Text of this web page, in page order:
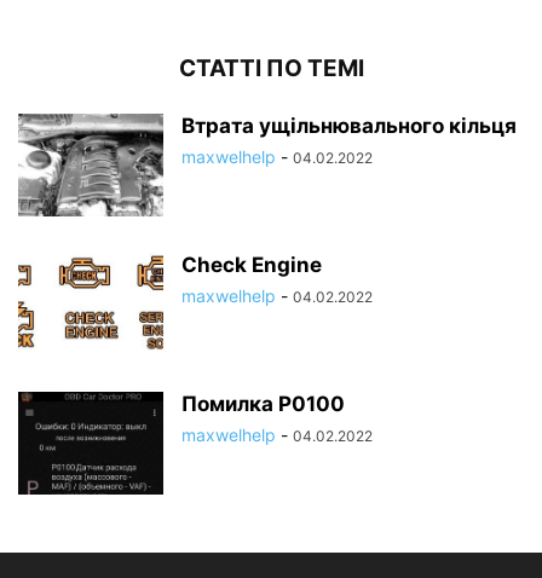
СТАТТІ ПО ТЕМІ
Втрата ущільнювального кільця
maxwelhelp - 04.02.2022
Check Engine
maxwelhelp - 04.02.2022
Помилка P0100
maxwelhelp - 04.02.2022